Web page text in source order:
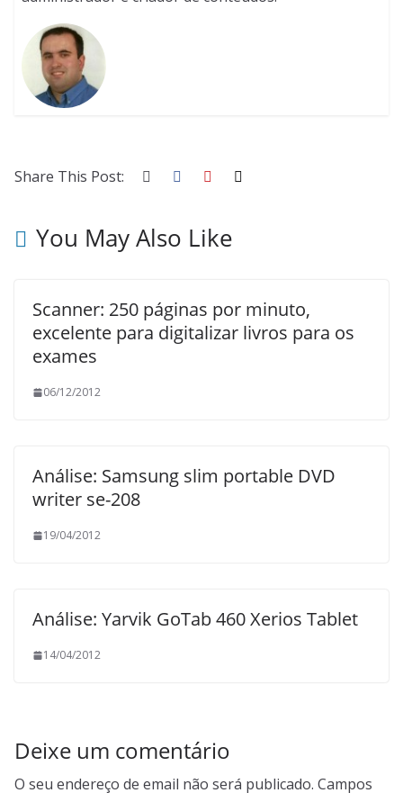
Share This Post:
You May Also Like
Scanner: 250 páginas por minuto,
excelente para digitalizar livros para os
exames
06/12/2012
Análise: Samsung slim portable DVD
writer se-208
19/04/2012
Análise: Yarvik GoTab 460 Xerios Tablet
14/04/2012
Deixe um comentário
O seu endereço de email não será publicado. Campos